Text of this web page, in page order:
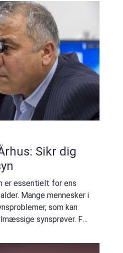
Sikr dig
er essentielt for ens
Mange mennesker i
som kan
synsprøver. For